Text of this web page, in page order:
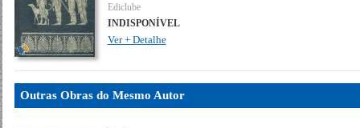
Ediclube
INDISPONÍVEL
Ver + Detalhe
Outras Obras do Mesmo Autor